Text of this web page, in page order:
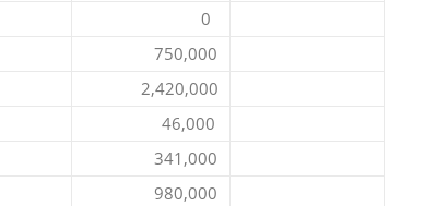
0
750,000
2,420,000
46,000
341,000
980,000